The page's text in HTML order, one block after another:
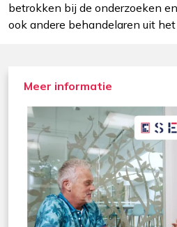
betrokken bij de onderzoeken
ook andere behandelaren uit
Meer informatie